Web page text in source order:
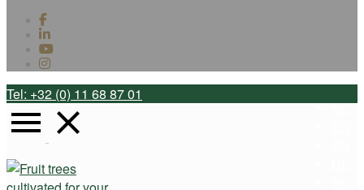
Tel: +32 (0) 11 68 87 01
NL